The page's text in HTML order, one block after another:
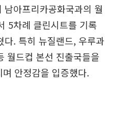
아프리카공화국과의 월
5차례 클린시트를 기록
. 특히 뉴질랜드, 우루과
월드컵 본선 진출국들을
안정감을 입증했다.